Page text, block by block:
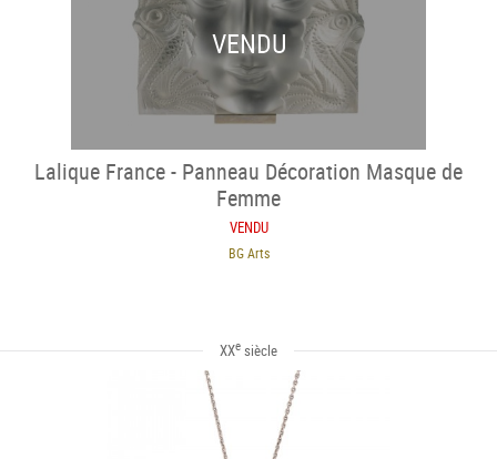
VENDU
Lalique France - Panneau Décoration Masque de
Femme
VENDU
BG Arts
XXe siècle